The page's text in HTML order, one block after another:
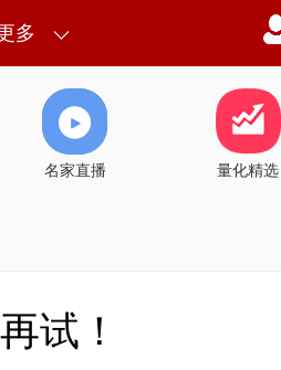
多
名家直播 量化精选
试！